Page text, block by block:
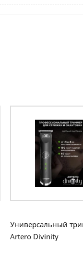
Универсальный
Artero Divinity